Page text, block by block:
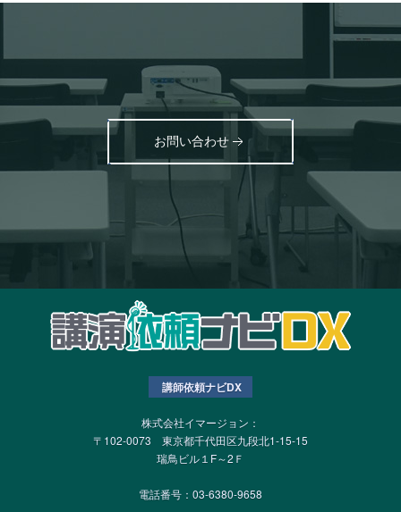
お問い合わせ
講師依頼ナビDX
株式会社イマージョン：
〒102-0073 東京都千代田区九段北1-15-15
瑞鳥ビル１F～2Ｆ
電話番号：03-6380-9658